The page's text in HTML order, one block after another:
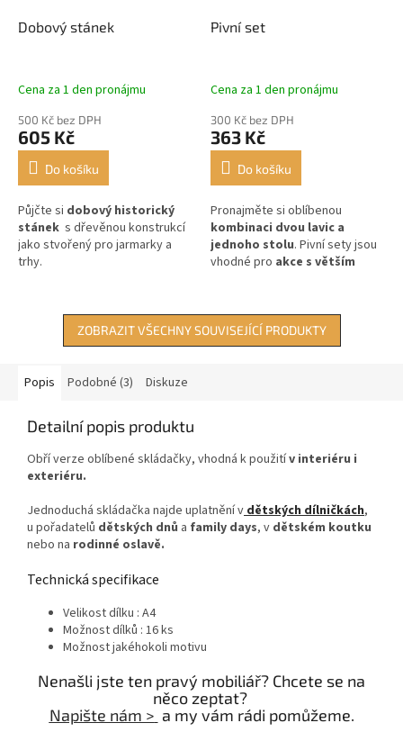
Dobový stánek
Cena za 1 den pronájmu
500 Kč bez DPH
605 Kč
Do košíku
Půjčte si dobový historický
stánek s dřevěnou konstrukcí
jako stvořený pro jarmarky a
trhy.
Pivní set
Cena za 1 den pronájmu
300 Kč bez DPH
363 Kč
Do košíku
Pronajměte si oblíbenou
kombinaci dvou lavic a
jednoho stolu. Pivní sety jsou
vhodné pro akce s větším
ZOBRAZIT VŠECHNY SOUVISEJÍCÍ PRODUKTY
Popis Podobné (3) Diskuze
Detailní popis produktu
Obří verze oblíbené skládačky, vhodná k použitív interiéru i
exteriéru.
Jednoduchá skládačka najde uplatnění v dětských dílničkách,
u pořadatelů dětských dnů a family days, v dětském koutku
nebo na rodinné oslavě.
Technická specifikace
Velikost dílku : A4
Možnost dílků : 16 ks
Možnost jakéhokoli motivu
Nenašli jste ten pravý mobiliář? Chcete se na
něco zeptat?
Napište nám > a my vám rádi pomůžeme.